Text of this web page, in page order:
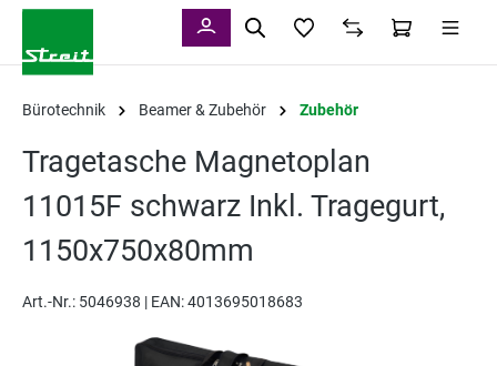
Bürotechnik Beamer & Zubehör Zubehör
Tragetasche Magnetoplan
11015F schwarz Inkl. Tragegurt,
1150x750x80mm
Art.-Nr.: 5046938 | EAN: 4013695018683
Bildergalerie überspringen